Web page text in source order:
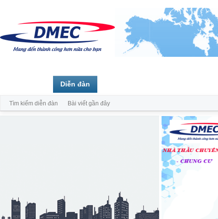
Diễn đàn
Tìm kiếm diễn đàn Bài viết gần đây